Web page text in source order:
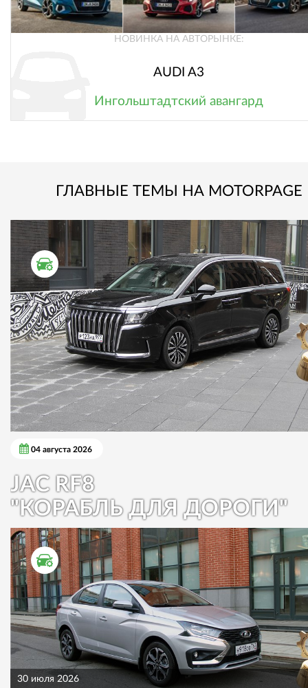
НОВИНКА НА АВТОРЫНКЕ:
AUDI A3
Ингольштадтский авангард
ГЛАВНЫЕ ТЕМЫ НА MOTORPAGE
ТЕСТ ДРАЙВ
04 августа 2026
JAC RF8
"КОРАБЛЬ ДЛЯ ДОРОГИ"
ТЕСТ ДРАЙВ
30 июля 2026